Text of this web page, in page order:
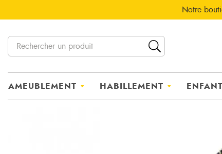
Notre
AMEUBLEMENT HABILLEMENT ENFANT